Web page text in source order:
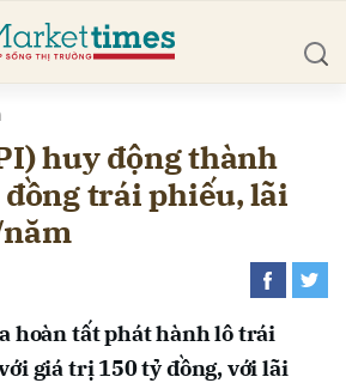
huy động thành
đồng trái phiếu, lãi
hoàn tất phát hành lô trái
giá trị 150 tỷ đồng, với lãi
Hủy